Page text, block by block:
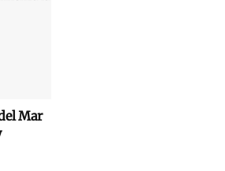
Mar